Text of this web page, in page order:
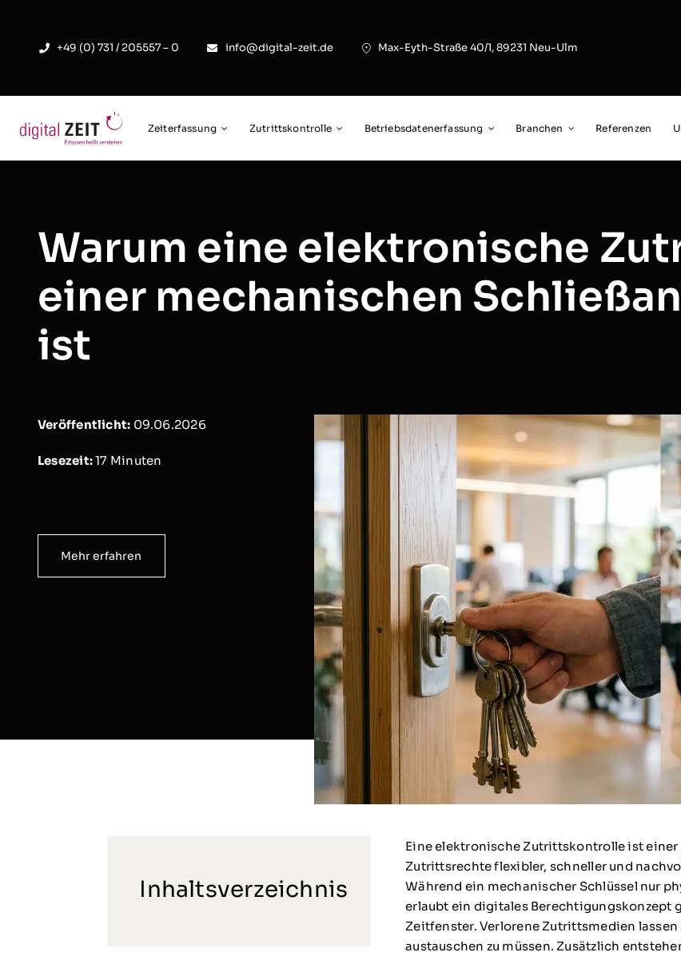
content
+49 (0) 731 / 205557 – 0 info@digital-zeit.de Max-Eyth-Straße 40/1, 89231 Neu-Ulm
Zeiterfassung Zutrittskontrolle Betriebsdatenerfassung Branchen Referenzen
Warum eine elektronische
einer mechanischen
ist
Veröffentlicht: 09.06.2026
Lesezeit:17 Minuten
Mehr erfahren
Inhaltsverzeichnis
Eine elektronische Zutrittskontrolle ist
Zutrittsrechte flexibler, schneller und
Während ein mechanischer Schlüssel nur
erlaubt ein digitales Berechtigungskonzept
Zeitfenster. Verlorene Zutrittsmedien
austauschen zu müssen. Zusätzlich